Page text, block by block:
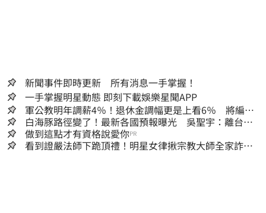
新聞事件即時更新 所有消息一手掌握！
一手掌握明星動態 即刻下載娛樂星聞APP
軍公教明年調薪4％！退休金調幅更是上看6％ 將編入
明年度總預算
白海豚路徑變了！最新各國預報曝光 吳聖宇：離台灣
又更近一點
做到這點才有資格說愛你PR
看到證嚴法師下跪頂禮！明星女律揪宗教大師全家詐慈